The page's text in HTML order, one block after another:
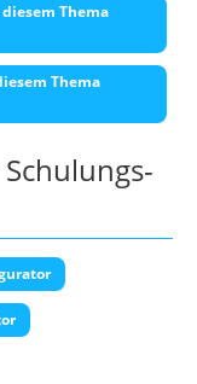
Thema
Thema